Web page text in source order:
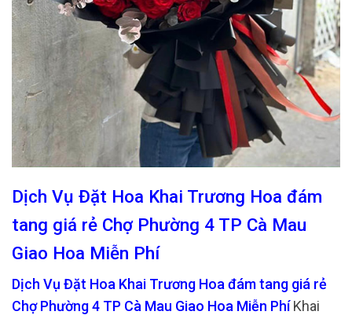
Dịch Vụ Đặt Hoa Khai Trương Hoa đám
tang giá rẻ Chợ Phường 4 TP Cà Mau
Giao Hoa Miễn Phí
Dịch Vụ Đặt Hoa Khai Trương Hoa đám tang giá rẻ
Chợ Phường 4 TP Cà Mau Giao Hoa Miễn PhíKhai